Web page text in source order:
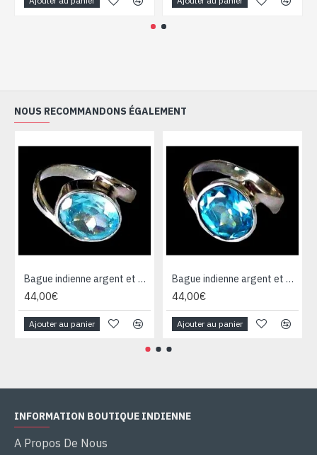
NOUS RECOMMANDONS ÉGALEMENT
Bague indienne argent et Topaze - Bijoux indiens
44,00€
Ajouter au panier
Bague indienne argent et Topaze - Bijoux indiens
44,00€
Ajouter au panier
INFORMATION BOUTIQUE INDIENNE
A Propos De Nous